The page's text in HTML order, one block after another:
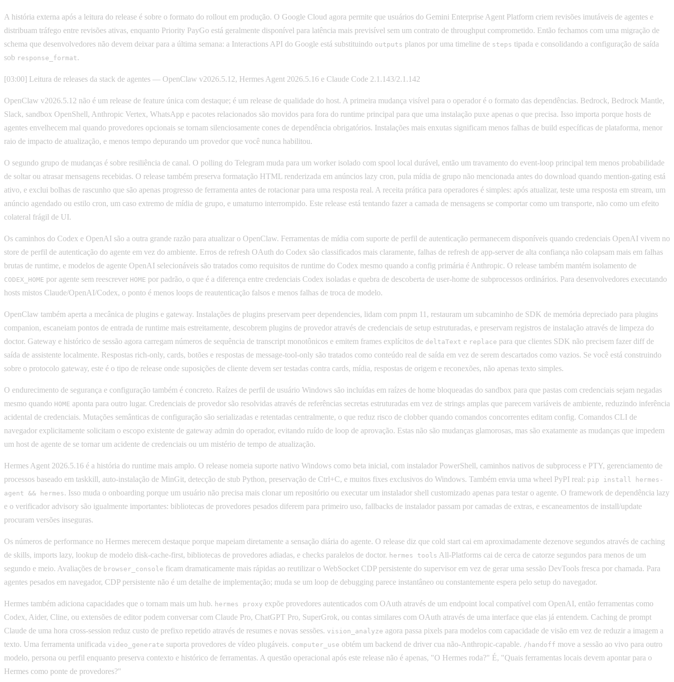
A história externa após a leitura do release é sobre o formato do rollout em produção. O Google Cloud agora permite que usuários do Gemini Enterprise Agent Platform criem revisões imutáveis de agentes e
distribuam tráfego entre revisões ativas, enquanto Priority PayGo está geralmente disponível para latência mais previsível sem um contrato de throughput comprometido. Então fechamos com uma migração de
schema que desenvolvedores não devem deixar para a última semana: a Interactions API do Google está substituindo outputs planos por uma timeline de steps tipada e consolidando a configuração de saída
sob response_format.
[03:00] Leitura de releases da stack de agentes — OpenClaw v2026.5.12, Hermes Agent 2026.5.16 e Claude Code 2.1.143/2.1.142
OpenClaw v2026.5.12 não é um release de feature única com destaque; é um release de qualidade do host. A primeira mudança visível para o operador é o formato das dependências. Bedrock, Bedrock Mantle,
Slack, sandbox OpenShell, Anthropic Vertex, WhatsApp e pacotes relacionados são movidos para fora do runtime principal para que uma instalação puxe apenas o que precisa. Isso importa porque hosts de
agentes envelhecem mal quando provedores opcionais se tornam silenciosamente cones de dependência obrigatórios. Instalações mais enxutas significam menos falhas de build específicas de plataforma, menor
raio de impacto de atualização, e menos tempo depurando um provedor que você nunca habilitou.
O segundo grupo de mudanças é sobre resiliência de canal. O polling do Telegram muda para um worker isolado com spool local durável, então um travamento do event-loop principal tem menos probabilidade
de soltar ou atrasar mensagens recebidas. O release também preserva formatação HTML renderizada em anúncios lazy cron, pula mídia de grupo não mencionada antes do download quando mention-gating está
ativo, e exclui bolhas de rascunho que são apenas progresso de ferramenta antes de rotacionar para uma resposta real. A receita prática para operadores é simples: após atualizar, teste uma resposta em stream, um
anúncio agendado ou estilo cron, um caso extremo de mídia de grupo, e umaturno interrompido. Este release está tentando fazer a camada de mensagens se comportar como um transporte, não como um efeito
colateral frágil de UI.
Os caminhos do Codex e OpenAI são a outra grande razão para atualizar o OpenClaw. Ferramentas de mídia com suporte de perfil de autenticação permanecem disponíveis quando credenciais OpenAI vivem no
store de perfil de autenticação do agente em vez do ambiente. Erros de refresh OAuth do Codex são classificados mais claramente, falhas de refresh de app-server de alta confiança não colapsam mais em falhas
brutas de runtime, e modelos de agente OpenAI selecionáveis são tratados como requisitos de runtime do Codex mesmo quando a config primária é Anthropic. O release também mantém isolamento de
CODEX_HOME por agente sem reescrever HOME por padrão, o que é a diferença entre credenciais Codex isoladas e quebra de descoberta de user-home de subprocessos ordinários. Para desenvolvedores executando
hosts mistos Claude/OpenAI/Codex, o ponto é menos loops de reautenticação falsos e menos falhas de troca de modelo.
OpenClaw também aperta a mecânica de plugins e gateway. Instalações de plugins preservam peer dependencies, lidam com pnpm 11, restauram um subcaminho de SDK de memória depreciado para plugins
companion, escaneiam pontos de entrada de runtime mais estreitamente, descobrem plugins de provedor através de credenciais de setup estruturadas, e preservam registros de instalação através de limpeza do
doctor. Gateway e histórico de sessão agora carregam números de sequência de transcript monotônicos e emitem frames explícitos de deltaText e replace para que clientes SDK não precisem fazer diff de
saída de assistente localmente. Respostas rich-only, cards, botões e respostas de message-tool-only são tratados como conteúdo real de saída em vez de serem descartados como vazios. Se você está construindo
sobre o protocolo gateway, este é o tipo de release onde suposições de cliente devem ser testadas contra cards, mídia, respostas de origem e reconexões, não apenas texto simples.
O endurecimento de segurança e configuração também é concreto. Raízes de perfil de usuário Windows são incluídas em raízes de home bloqueadas do sandbox para que pastas com credenciais sejam negadas
mesmo quando HOME aponta para outro lugar. Credenciais de provedor são resolvidas através de referências secretas estruturadas em vez de strings amplas que parecem variáveis de ambiente, reduzindo inferência
acidental de credenciais. Mutações semânticas de configuração são serializadas e retentadas centralmente, o que reduz risco de clobber quando comandos concorrentes editam config. Comandos CLI de
navegador explicitamente solicitam o escopo existente de gateway admin do operador, evitando ruído de loop de aprovação. Estas não são mudanças glamorosas, mas são exatamente as mudanças que impedem
um host de agente de se tornar um acidente de credenciais ou um mistério de tempo de atualização.
Hermes Agent 2026.5.16 é a história do runtime mais amplo. O release nomeia suporte nativo Windows como beta inicial, com instalador PowerShell, caminhos nativos de subprocess e PTY, gerenciamento de
processos baseado em taskkill, auto-instalação de MinGit, detecção de stub Python, preservação de Ctrl+C, e muitos fixes exclusivos do Windows. Também envia uma wheel PyPI real: pip install hermes-
agent && hermes. Isso muda o onboarding porque um usuário não precisa mais clonar um repositório ou executar um instalador shell customizado apenas para testar o agente. O framework de dependência lazy
e o verificador advisory são igualmente importantes: bibliotecas de provedores pesados diferem para primeiro uso, fallbacks de instalador passam por camadas de extras, e escaneamentos de install/update
procuram versões inseguras.
Os números de performance no Hermes merecem destaque porque mapeiam diretamente a sensação diária do agente. O release diz que cold start cai em aproximadamente dezenove segundos através de caching
de skills, imports lazy, lookup de modelo disk-cache-first, bibliotecas de provedores adiadas, e checks paralelos de doctor. hermes tools All-Platforms cai de cerca de catorze segundos para menos de um
segundo e meio. Avaliações de browser_console ficam dramaticamente mais rápidas ao reutilizar o WebSocket CDP persistente do supervisor em vez de gerar uma sessão DevTools fresca por chamada. Para
agentes pesados em navegador, CDP persistente não é um detalhe de implementação; muda se um loop de debugging parece instantâneo ou constantemente espera pelo setup do navegador.
Hermes também adiciona capacidades que o tornam mais um hub. hermes proxy expõe provedores autenticados com OAuth através de um endpoint local compatível com OpenAI, então ferramentas como
Codex, Aider, Cline, ou extensões de editor podem conversar com Claude Pro, ChatGPT Pro, SuperGrok, ou contas similares com OAuth através de uma interface que elas já entendem. Caching de prompt
Claude de uma hora cross-session reduz custo de prefixo repetido através de resumes e novas sessões. vision_analyze agora passa pixels para modelos com capacidade de visão em vez de reduzir a imagem a
texto. Uma ferramenta unificada video_generate suporta provedores de vídeo plugáveis. computer_use obtém um backend de driver cua não-Anthropic-capable. /handoff move a sessão ao vivo para outro
modelo, persona ou perfil enquanto preserva contexto e histórico de ferramentas. A questão operacional após este release não é apenas, "O Hermes roda?" É, "Quais ferramentas locais devem apontar para o
Hermes como ponte de provedores?"